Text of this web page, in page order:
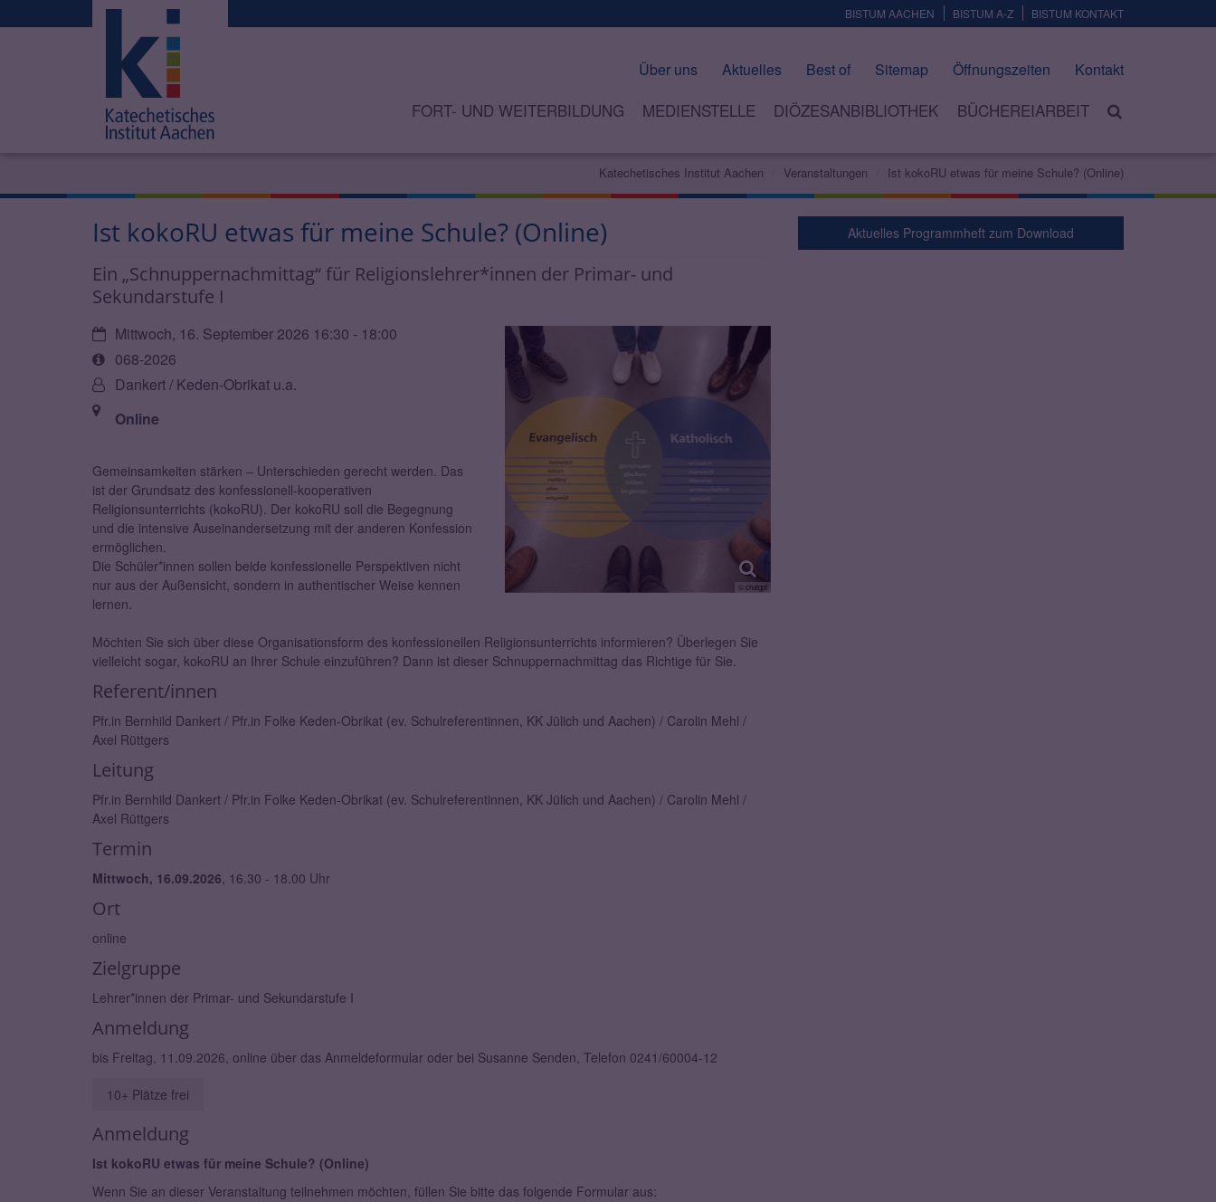
BISTUM AACHEN BISTUM A-Z BISTUM KONTAKT
Über uns Aktuelles Best of Sitemap Öffnungszeiten Kontakt
FORT- UND WEITERBILDUNG MEDIENSTELLE DIÖZESANBIBLIOTHEK BÜCHEREIARBEIT
Katechetisches Institut Aachen Veranstaltungen Ist kokoRU etwas für meine Schule? (Online)
Ist kokoRU etwas für meine Schule? (Online)
Ein „Schnuppernachmittag“ für Religionslehrer*innen der Primar- und
Sekundarstufe I
© chatgpt
Datum:Mittwoch, 16. September 2026 16:30 - 18:00
Art
bzw.
Nummer:
068-2026
Von:Dankert / Keden-Obrikat u.a.
Ort: Online
Gemeinsamkeiten stärken – Unterschieden gerecht werden. Das
ist der Grundsatz des konfessionell-kooperativen
Religionsunterrichts (kokoRU). Der kokoRU soll die Begegnung
und die intensive Auseinandersetzung mit der anderen Konfession
ermöglichen.
Die Schüler*innen sollen beide konfessionelle Perspektiven nicht
nur aus der Außensicht, sondern in authentischer Weise kennen
lernen.
Möchten Sie sich über diese Organisationsform des konfessionellen Religionsunterrichts informieren? Überlegen Sie
vielleicht sogar, kokoRU an Ihrer Schule einzuführen? Dann ist dieser Schnuppernachmittag das Richtige für Sie.
Referent/innen
Pfr.in Bernhild Dankert / Pfr.in Folke Keden-Obrikat (ev. Schulreferentinnen, KK Jülich und Aachen) / Carolin Mehl /
Axel Rüttgers
Leitung
Pfr.in Bernhild Dankert / Pfr.in Folke Keden-Obrikat (ev. Schulreferentinnen, KK Jülich und Aachen) / Carolin Mehl /
Axel Rüttgers
Termin
Mittwoch, 16.09.2026, 16.30 - 18.00 Uhr
Ort
online
Zielgruppe
Lehrer*innen der Primar- und Sekundarstufe I
Anmeldung
bis Freitag, 11.09.2026, online über das Anmeldeformular oder bei Susanne Senden, Telefon 0241/60004-12
10+ Plätze frei
Anmeldung
Ist kokoRU etwas für meine Schule? (Online)
Wenn Sie an dieser Veranstaltung teilnehmen möchten, füllen Sie bitte das folgende Formular aus:
Aktuelles Programmheft zum Download